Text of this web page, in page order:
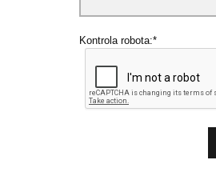
Kontrola robota:*